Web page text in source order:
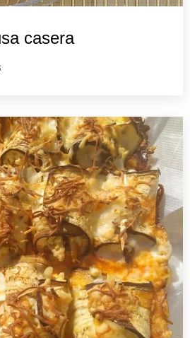
casera